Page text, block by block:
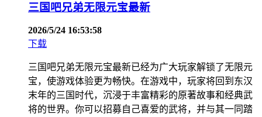
三国吧兄弟无限元宝最新
2026/5/24 16:53:58
下载
三国吧兄弟无限元宝最新已经为广大玩家解锁了无限元
宝，使游戏体验更为畅快。在游戏中，玩家将回到东汉
末年的三国时代，沉浸于丰富精彩的原著故事和经典武
将的世界。你可以招募自己喜爱的武将，并与其一同踏